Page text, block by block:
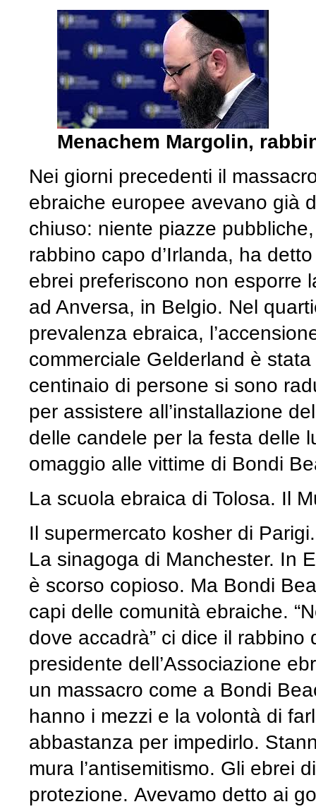
Menachem Margolin,
Nei giorni precedenti il
ebraiche europee avevano già
chiuso: niente piazze
rabbino capo d’Irlanda, ha
ebrei preferiscono non esporre
ad Anversa, in Belgio. Nel
prevalenza ebraica,
commerciale Gelderland è
centinaio di persone si sono
per assistere all’installazione
delle candele per la festa delle
omaggio alle vittime di Bondi
La scuola ebraica di Tolosa. Il
Il supermercato kosher di
La sinagoga di Manchester. In
è scorso copioso. Ma Bondi
capi delle comunità ebraiche.
dove accadrà” ci dice il
presidente dell’Associazione
un massacro come a Bondi
hanno i mezzi e la volontà di
abbastanza per impedirlo.
mura l’antisemitismo. Gli ebrei
protezione. Avevamo detto ai